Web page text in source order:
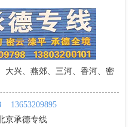
大兴、燕郊、三河、香河、密
13653209895
京承德专线